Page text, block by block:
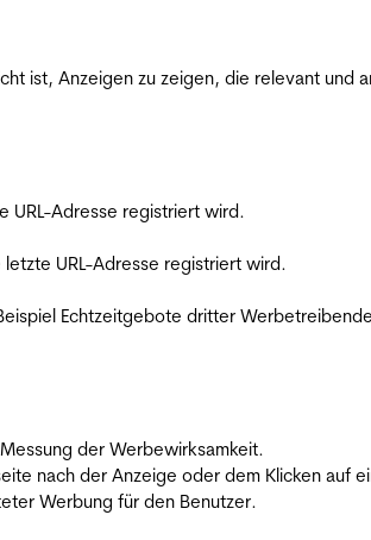
ist, Anzeigen zu zeigen, die relevant und
URL-Adresse registriert wird.
URL-Adresse registriert wird.
Echtzeitgebote dritter
der Werbewirksamkeit.
nach der Anzeige oder dem Klicken auf
Werbung für den Benutzer.